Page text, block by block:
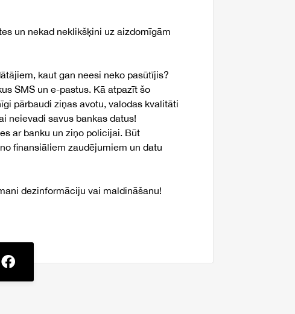
un nekad neklikšķini uz aizdomīgām
kaut gan neesi neko pasūtījis?
SMS un e-pastus. Kā atpazīt šo
pārbaudi ziņas avotu, valodas kvalitāti
neievadi savus bankas datus!
ar banku un ziņo policijai. Būt
finansiāliem zaudējumiem un datu
dezinformāciju vai maldināšanu!